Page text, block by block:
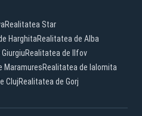
Realitatea Star
HarghitaRealitatea de Alba
Realitatea de Ilfov
MaramuresRealitatea de Ialomita
ClujRealitatea de Gorj